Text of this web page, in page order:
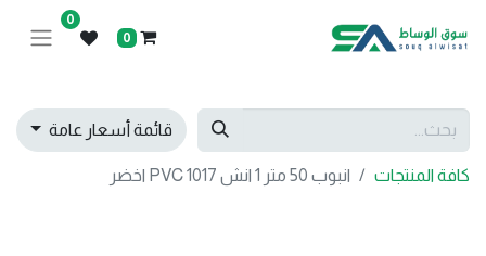
0
0
قائمة أسعار عامة
كافة المنتجات انبوب 50 متر 1 انش 1017 PVC اخضر